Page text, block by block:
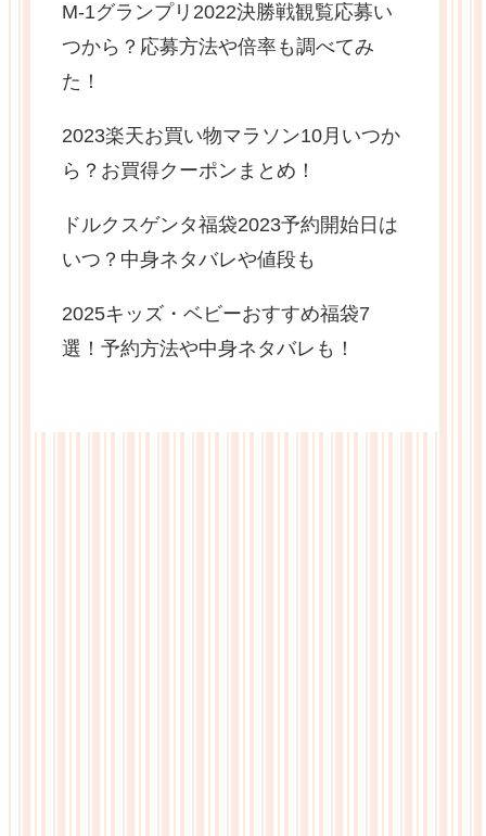
M-1グランプリ2022決勝戦観覧応募い
つから？応募方法や倍率も調べてみ
た！
2023楽天お買い物マラソン10月いつか
ら？お買得クーポンまとめ！
ドルクスゲンタ福袋2023予約開始日は
いつ？中身ネタバレや値段も
2025キッズ・ベビーおすすめ福袋7
選！予約方法や中身ネタバレも！